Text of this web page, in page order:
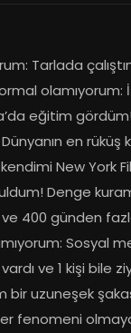
Tarlada
olamıyorum:
eğitim
en rüküş
New York
Denge
ve 400 günden
Sosyal
ve 1 kişi bile
bir uzuneşek
fenomeni